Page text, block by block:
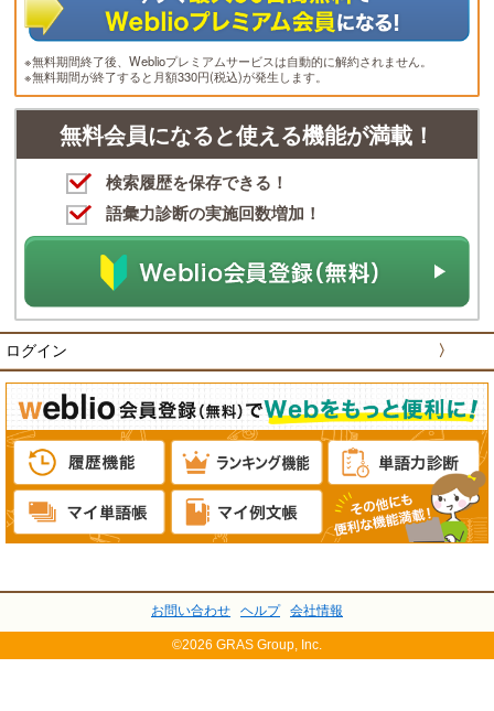
※無料期間終了後、Weblioプレミアムサービスは自動的に解約されません。
※無料期間が終了すると月額330円(税込)が発生します。
無料会員になると使える機能が満載！
検索履歴を保存できる！
語彙力診断の実施回数増加！
ログイン 〉
お問い合わせ ヘルプ 会社情報
©2026 GRAS Group, Inc.